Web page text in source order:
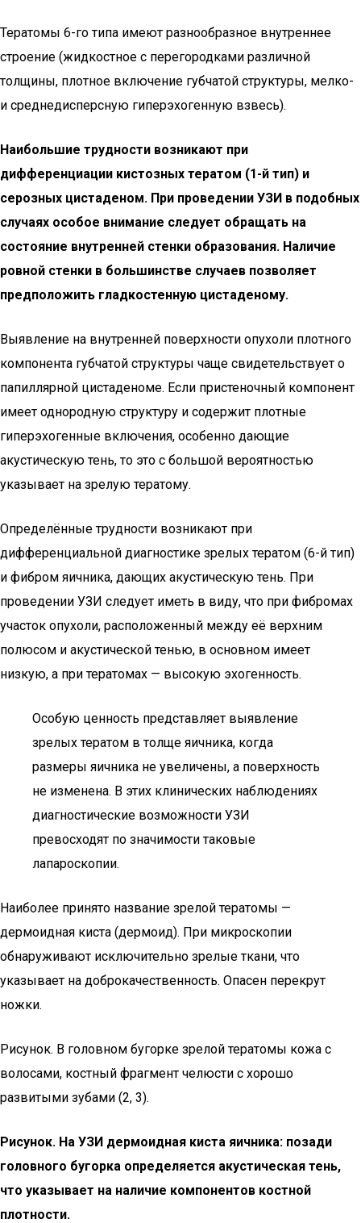
Тератомы 6-го типа имеют разнообразное внутреннее
строение (жидкостное с перегородками различной
толщины, плотное включение губчатой структуры, мелко-
и среднедисперсную гиперэхогенную взвесь).
Наибольшие трудности возникают при
дифференциации кистозных тератом (1-й тип) и
серозных цистаденом. При проведении УЗИ в подобных
случаях особое внимание следует обращать на
состояние внутренней стенки образования. Наличие
ровной стенки в большинстве случаев позволяет
предположить гладкостенную цистаденому.
Выявление на внутренней поверхности опухоли плотного
компонента губчатой структуры чаще свидетельствует о
папиллярной цистаденоме. Если пристеночный компонент
имеет однородную структуру и содержит плотные
гиперэхогенные включения, особенно дающие
акустическую тень, то это с большой вероятностью
указывает на зрелую тератому.
Определённые трудности возникают при
дифференциальной диагностике зрелых тератом (6-й тип)
и фибром яичника, дающих акустическую тень. При
проведении УЗИ следует иметь в виду, что при фибромах
участок опухоли, расположенный между её верхним
полюсом и акустической тенью, в основном имеет
низкую, а при тератомах — высокую эхогенность.
Особую ценность представляет выявление
зрелых тератом в толще яичника, когда
размеры яичника не увеличены, а поверхность
не изменена. В этих клинических наблюдениях
диагностические возможности УЗИ
превосходят по значимости таковые
лапароскопии.
Наиболее принято название зрелой тератомы —
дермоидная киста (дермоид). При микроскопии
обнаруживают исключительно зрелые ткани, что
указывает на доброкачественность. Опасен перекрут
ножки.
Рисунок. В головном бугорке зрелой тератомы кожа с
волосами, костный фрагмент челюсти с хорошо
развитыми зубами (2, 3).
Рисунок. На УЗИ дермоидная киста яичника: позади
головного бугорка определяется акустическая тень,
что указывает на наличие компонентов костной
плотности.